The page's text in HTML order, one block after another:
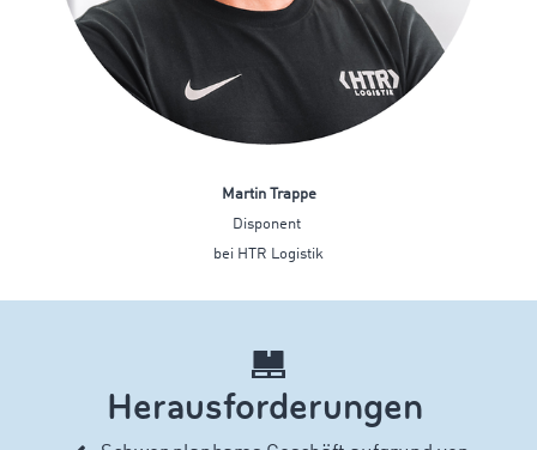
Martin
Trappe
Disponent
bei HTR Logistik
Herausforderungen